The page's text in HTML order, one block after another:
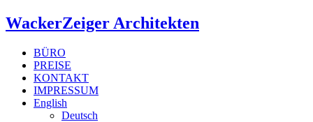
WackerZeiger Architekten
BÜRO
PREISE
KONTAKT
IMPRESSUM
English
Deutsch